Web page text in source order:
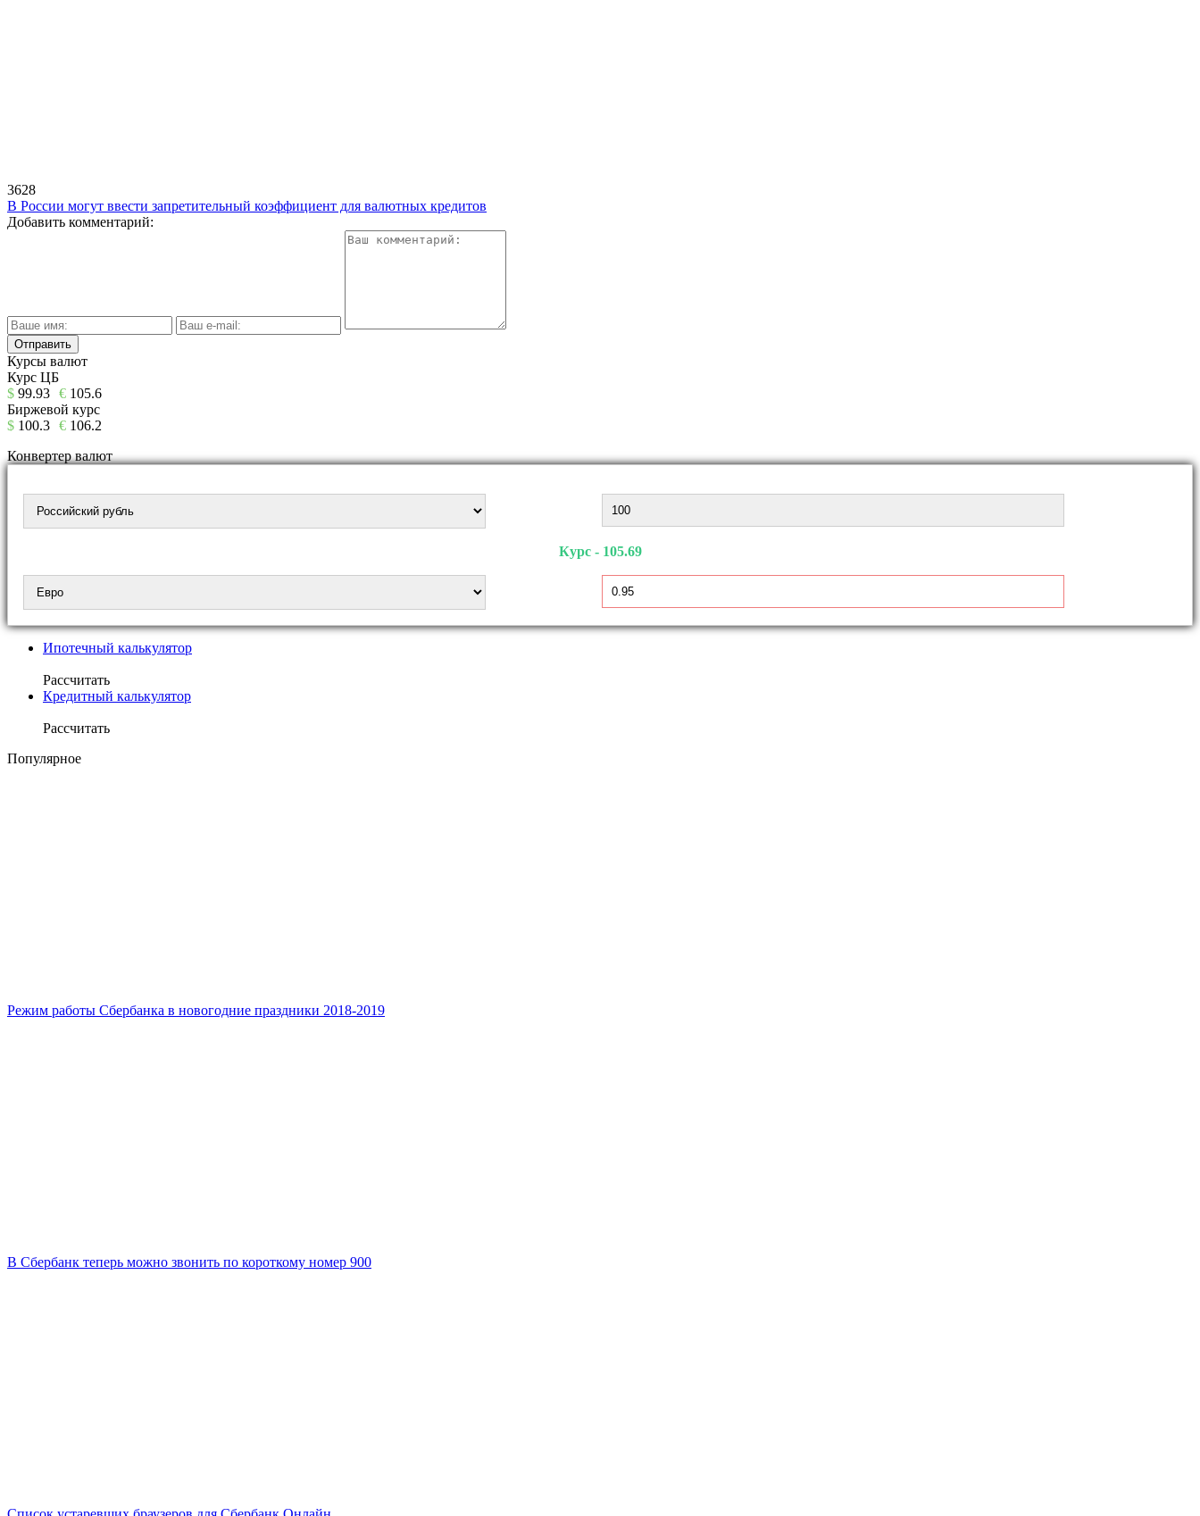
3628
В России могут ввести запретительный коэффициент для валютных кредитов
Добавить комментарий:
Курсы валют
Курс ЦБ
$ 99.93 € 105.6
Биржевой курс
$ 100.3 € 106.2
Конвертер валют
Курс - 105.69
Ипотечный калькулятор
Рассчитать
Кредитный калькулятор
Рассчитать
Популярное
Режим работы Сбербанка в новогодние праздники 2018-2019
В Сбербанк теперь можно звонить по короткому номер 900